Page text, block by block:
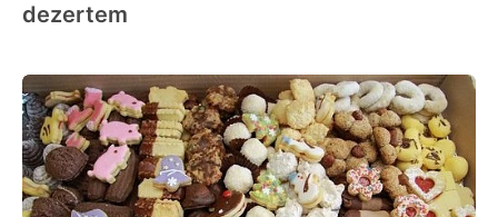
dezertem